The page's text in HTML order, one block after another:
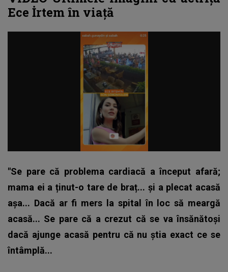
Ece İrtem în viață
"Se pare că problema cardiacă a început afară;
mama ei a ținut-o tare de braț... și a plecat acasă
așa... Dacă ar fi mers la spital în loc să meargă
acasă... Se pare că a crezut că se va însănătoși
dacă ajunge acasă pentru că nu știa exact ce se
întâmplă...